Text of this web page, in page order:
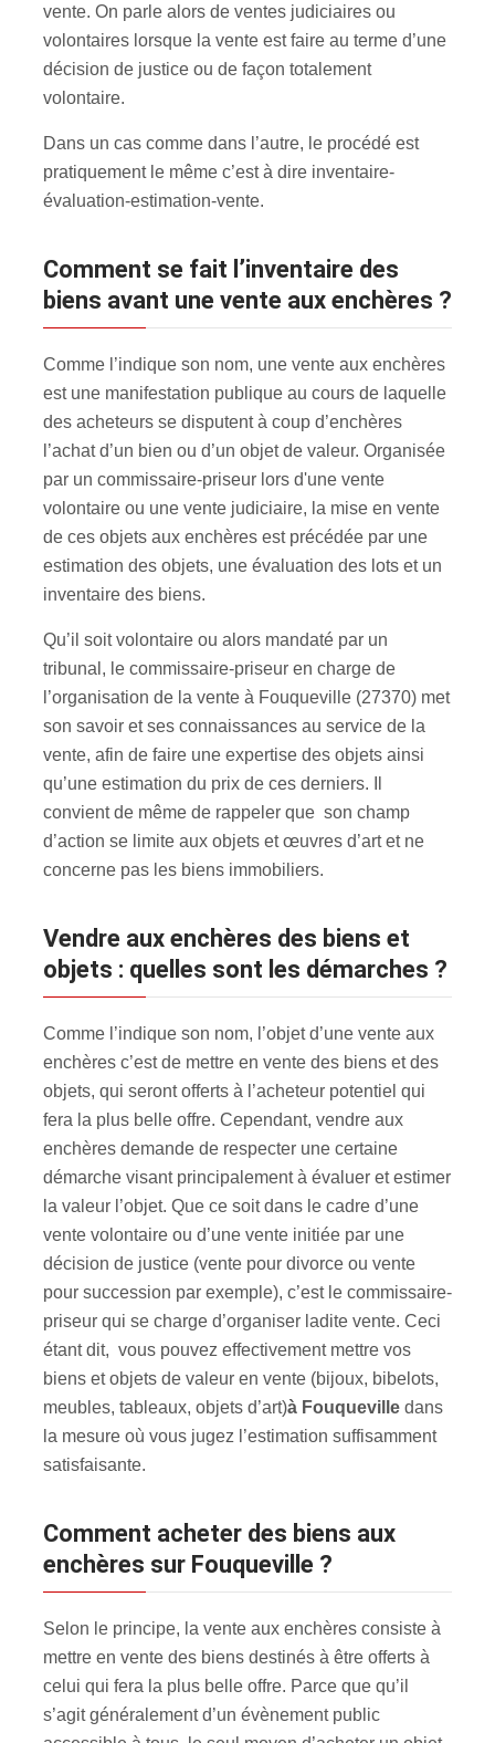
vente. On parle alors de ventes judiciaires ou
volontaires lorsque la vente est faire au terme d’une
décision de justice ou de façon totalement
volontaire.
Dans un cas comme dans l’autre, le procédé est
pratiquement le même c’est à dire inventaire-
évaluation-estimation-vente.
Comment se fait l’inventaire des
biens avant une vente aux enchères ?
Comme l’indique son nom, une vente aux enchères
est une manifestation publique au cours de laquelle
des acheteurs se disputent à coup d’enchères
l’achat d’un bien ou d’un objet de valeur. Organisée
par un commissaire-priseur lors d'une vente
volontaire ou une vente judiciaire, la mise en vente
de ces objets aux enchères est précédée par une
estimation des objets, une évaluation des lots et un
inventaire des biens.
Qu’il soit volontaire ou alors mandaté par un
tribunal, le commissaire-priseur en charge de
l’organisation de la vente à Fouqueville (27370) met
son savoir et ses connaissances au service de la
vente, afin de faire une expertise des objets ainsi
qu’une estimation du prix de ces derniers. Il
convient de même de rappeler que son champ
d’action se limite aux objets et œuvres d’art et ne
concerne pas les biens immobiliers.
Vendre aux enchères des biens et
objets : quelles sont les démarches ?
Comme l’indique son nom, l’objet d’une vente aux
enchères c’est de mettre en vente des biens et des
objets, qui seront offerts à l’acheteur potentiel qui
fera la plus belle offre. Cependant, vendre aux
enchères demande de respecter une certaine
démarche visant principalement à évaluer et estimer
la valeur l’objet. Que ce soit dans le cadre d’une
vente volontaire ou d’une vente initiée par une
décision de justice (vente pour divorce ou vente
pour succession par exemple), c’est le commissaire-
priseur qui se charge d’organiser ladite vente. Ceci
étant dit, vous pouvez effectivement mettre vos
biens et objets de valeur en vente (bijoux, bibelots,
meubles, tableaux, objets d’art)à Fouqueville dans
la mesure où vous jugez l’estimation suffisamment
satisfaisante.
Comment acheter des biens aux
enchères sur Fouqueville ?
Selon le principe, la vente aux enchères consiste à
mettre en vente des biens destinés à être offerts à
celui qui fera la plus belle offre. Parce que qu’il
s’agit généralement d’un évènement public